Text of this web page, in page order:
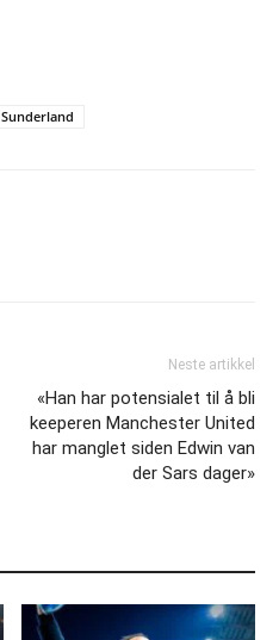
Sunderland
Neste artikkel
«Han har potensialet til å bli
keeperen Manchester United
har manglet siden Edwin van
der Sars dager»